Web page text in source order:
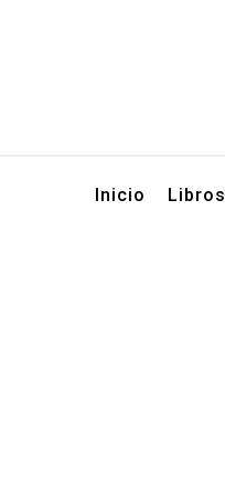
Inicio Libros